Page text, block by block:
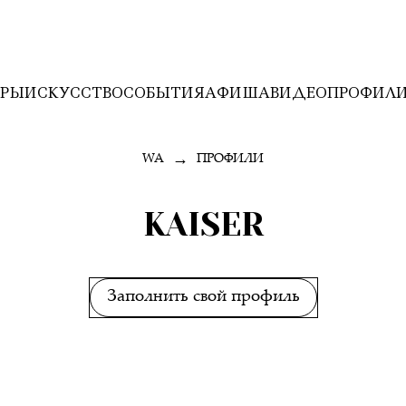
ИСКУССТВОСОБЫТИЯАФИШАВИДЕО
WA → ПРОФИЛИ
KAISER
Заполнить свой профиль